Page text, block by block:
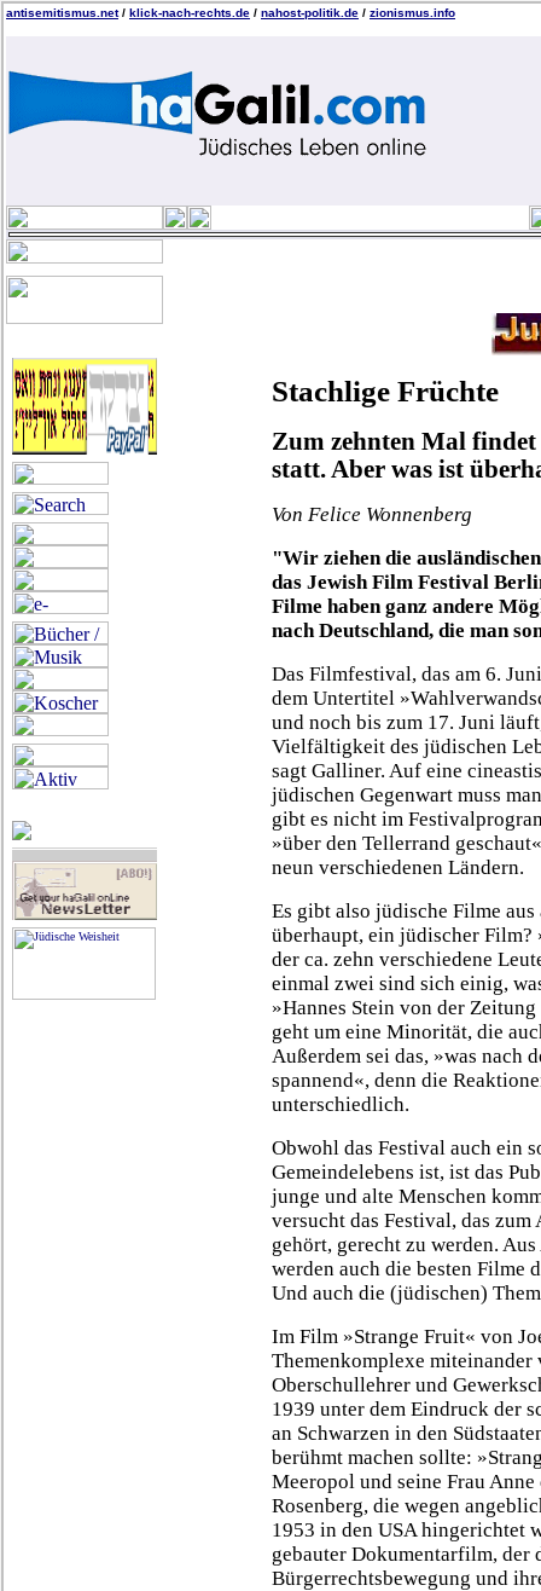
antisemitismus.net/ klick-nach-rechts.de / nahost-politik.de / zionismus.info
Stachlige Früchte
Zum zehnten Mal
statt. Aber was ist
Von Felice Wonnenberg
"Wir ziehen die
das Jewish Film Festival
Filme haben ganz andere
nach Deutschland, die man
Das Filmfestival, das am 6.
dem Untertitel
und noch bis zum 17. Juni
Vielfältigkeit des jüdischen
sagt Galliner. Auf eine
jüdischen Gegenwart muss
gibt es nicht im
»über den Tellerrand
neun verschiedenen Ländern.
Es gibt also jüdische Filme
überhaupt, ein jüdischer Film?
der ca. zehn verschiedene
einmal zwei sind sich einig,
»Hannes Stein von der
geht um eine Minorität, die
Außerdem sei das, »was nach
spannend«, denn die
unterschiedlich.
Obwohl das Festival auch ein
Gemeindelebens ist, ist das
junge und alte Menschen
versucht das Festival, das
gehört, gerecht zu werden.
werden auch die besten Filme
Und auch die (jüdischen)
Im Film »Strange Fruit« von
Themenkomplexe
Oberschullehrer und
1939 unter dem Eindruck der
an Schwarzen in den
berühmt machen sollte:
Meeropol und seine Frau
Rosenberg, die wegen
1953 in den USA hingerichtet
gebauter Dokumentarfilm, der
Bürgerrechtsbewegung und